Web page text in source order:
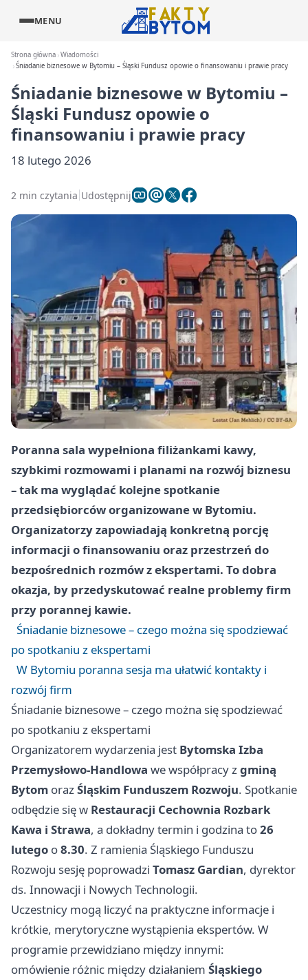
MENU
Strona główna Wiadomości
Śniadanie biznesowe w Bytomiu – Śląski Fundusz opowie o finansowaniu i prawie pracy
Śniadanie biznesowe w Bytomiu –
Śląski Fundusz opowie o
finansowaniu i prawie pracy
18 lutego 2026
2 min czytania Udostępnij
Poranna sala wypełniona filiżankami kawy,
szybkimi rozmowami i planami na rozwój biznesu
– tak ma wyglądać kolejne spotkanie
przedsiębiorców organizowane w Bytomiu.
Organizatorzy zapowiadają konkretną porcję
informacji o finansowaniu oraz przestrzeń do
bezpośrednich rozmów z ekspertami. To dobra
okazja, by przedyskutować realne problemy firm
przy porannej kawie.
Śniadanie biznesowe – czego można się spodziewać
po spotkaniu z ekspertami
W Bytomiu poranna sesja ma ułatwić kontakty i
rozwój firm
Śniadanie biznesowe – czego można się spodziewać
po spotkaniu z ekspertami
Organizatorem wydarzenia jest Bytomska Izba
Przemysłowo-Handlowa we współpracy zgminą
Bytom orazŚląskim Funduszem Rozwoju. Spotkanie
odbędzie się w Restauracji Cechownia Rozbark
Kawa i Strawa, a dokładny termin i godzina to26
lutego o8.30. Z ramienia Śląskiego Funduszu
Rozwoju sesję poprowadzi Tomasz Gardian, dyrektor
ds. Innowacji i Nowych Technologii.
Uczestnicy mogą liczyć na praktyczne informacje i
krótkie, merytoryczne wystąpienia ekspertów. W
programie przewidziano między innymi:
omówienie różnic między działaniem Śląskiego